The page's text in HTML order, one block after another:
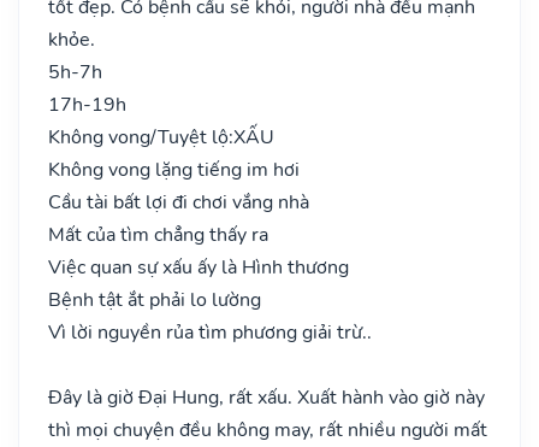
tốt đẹp. Có bệnh cầu sẽ khỏi, người nhà đều mạnh
khỏe.
5h-7h
17h-19h
Không vong/Tuyệt lộ:XẤU
Không vong lặng tiếng im hơi
Cầu tài bất lợi đi chơi vắng nhà
Mất của tìm chẳng thấy ra
Việc quan sự xấu ấy là Hình thương
Bệnh tật ắt phải lo lường
Vì lời nguyền rủa tìm phương giải trừ..
Đây là giờ Đại Hung, rất xấu. Xuất hành vào giờ này
thì mọi chuyện đều không may, rất nhiều người mất